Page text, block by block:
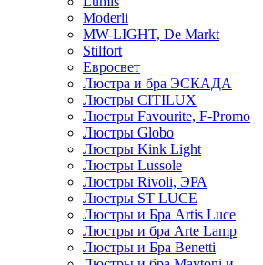
Moderli
MW-LIGHT, De Markt
Stilfort
Евросвет
Люстра и бра ЭСКАДА
Люстры CITILUX
Люстры Favourite, F-Promo
Люстры Globo
Люстры Kink Light
Люстры Lussole
Люстры Rivoli, ЭРА
Люстры ST LUCE
Люстры и Бра Artis Luce
Люстры и бра Arte Lamp
Люстры и Бра Benetti